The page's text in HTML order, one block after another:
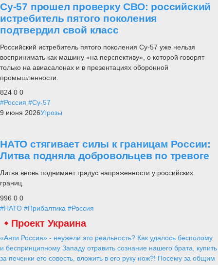
Су-57 прошел проверку СВО: российский
истребитель пятого поколения
подтвердил свой класс
Российский истребитель пятого поколения Су-57 уже нельзя
воспринимать как машину «на перспективу», о которой говорят
только на авиасалонах и в презентациях оборонной
промышленности.
824 0 0
#Россия #Су-57
9 июня 2026Угрозы
НАТО стягивает силы к границам России:
Литва подняла добровольцев по тревоге
Литва вновь поднимает градус напряженности у российских
границ.
996 0 0
#НАТО #Прибалтика #Россия
Проект Украина
«Анти Россия» - неужели это реальность? Как удалось бесполому
и беспринципному Западу отравить сознание нашего брата, купить
за печенки его совесть, вложить в его руку нож?! Посему за общим